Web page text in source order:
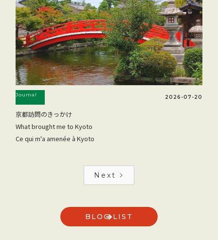
Journal 2026-07-20
京都訪問のきっかけ
What brought me to Kyoto
Ce qui m'a amenée à Kyoto
Next
BLOG LIST